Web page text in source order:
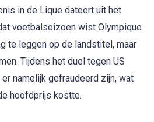
in de Lique dateert uit het
voetbalseizoen wist Olympique
te leggen op de landstitel, maar
Tijdens het duel tegen US
namelijk gefraudeerd zijn, wat
hoofdprijs kostte.